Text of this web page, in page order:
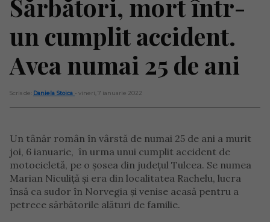
Sărbători, mort într-
un cumplit accident.
Avea numai 25 de ani
Scris de: Daniela Stoica - vineri, 7 ianuarie 2022
Un tânăr român în vârstă de numai 25 de ani a murit
joi, 6 ianuarie, în urma unui cumplit accident de
motocicletă, pe o șosea din județul Tulcea. Se numea
Marian Niculiță și era din localitatea Rachelu, lucra
însă ca sudor în Norvegia și venise acasă pentru a
petrece sărbătorile alături de familie.